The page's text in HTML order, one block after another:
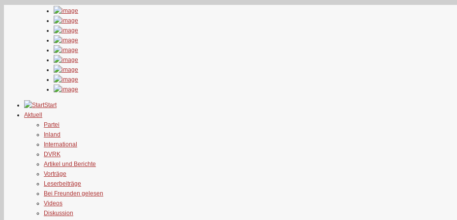
Start
Aktuell
Partei
Inland
International
DVRK
Artikel und Berichte
Vorträge
Leserbeiträge
Bei Freunden gelesen
Videos
Diskussion